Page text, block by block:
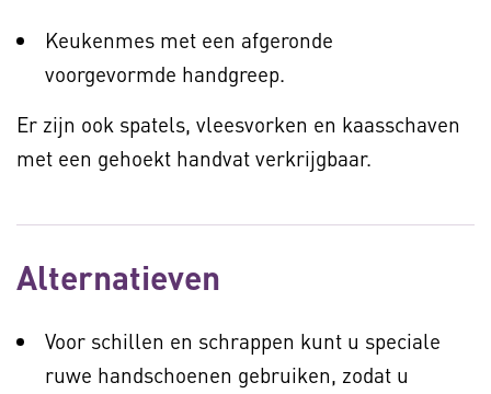
Keukenmes met een afgeronde
voorgevormde handgreep.
Er zijn ook spatels, vleesvorken en kaasschaven
met een gehoekt handvat verkrijgbaar.
Alternatieven
Voor schillen en schrappen kunt u speciale
ruwe handschoenen gebruiken, zodat u